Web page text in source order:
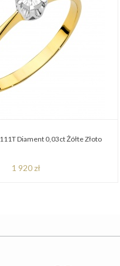
Diament 0,03ct Żółte Złoto
1 920 zł